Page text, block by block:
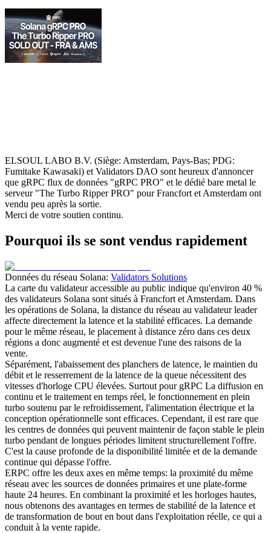
ELSOUL LABO B.V. (Siège: Amsterdam, Pays-Bas; PDG:
Fumitake Kawasaki) et Validators DAO sont heureux d'annoncer
que gRPC flux de données "gRPC PRO" et le dédié bare metal le
serveur "The Turbo Ripper PRO" pour Francfort et Amsterdam ont
vendu peu après la sortie.
Merci de votre soutien continu.
Pourquoi ils se sont vendus rapidement
Données du réseau Solana: Validators Solutions
La carte du validateur accessible au public indique qu'environ 40 %
des validateurs Solana sont situés à Francfort et Amsterdam. Dans
les opérations de Solana, la distance du réseau au validateur leader
affecte directement la latence et la stabilité efficaces. La demande
pour le même réseau, le placement à distance zéro dans ces deux
régions a donc augmenté et est devenue l'une des raisons de la
vente.
Séparément, l'abaissement des planchers de latence, le maintien du
débit et le resserrement de la latence de la queue nécessitent des
vitesses d'horloge CPU élevées. Surtout pour gRPC La diffusion en
continu et le traitement en temps réel, le fonctionnement en plein
turbo soutenu par le refroidissement, l'alimentation électrique et la
conception opérationnelle sont efficaces. Cependant, il est rare que
les centres de données qui peuvent maintenir de façon stable le plein
turbo pendant de longues périodes limitent structurellement l'offre.
C'est la cause profonde de la disponibilité limitée et de la demande
continue qui dépasse l'offre.
ERPC offre les deux axes en même temps: la proximité du même
réseau avec les sources de données primaires et une plate-forme
haute 24 heures. En combinant la proximité et les horloges hautes,
nous obtenons des avantages en termes de stabilité de la latence et
de transformation de bout en bout dans l'exploitation réelle, ce qui a
conduit à la vente rapide.